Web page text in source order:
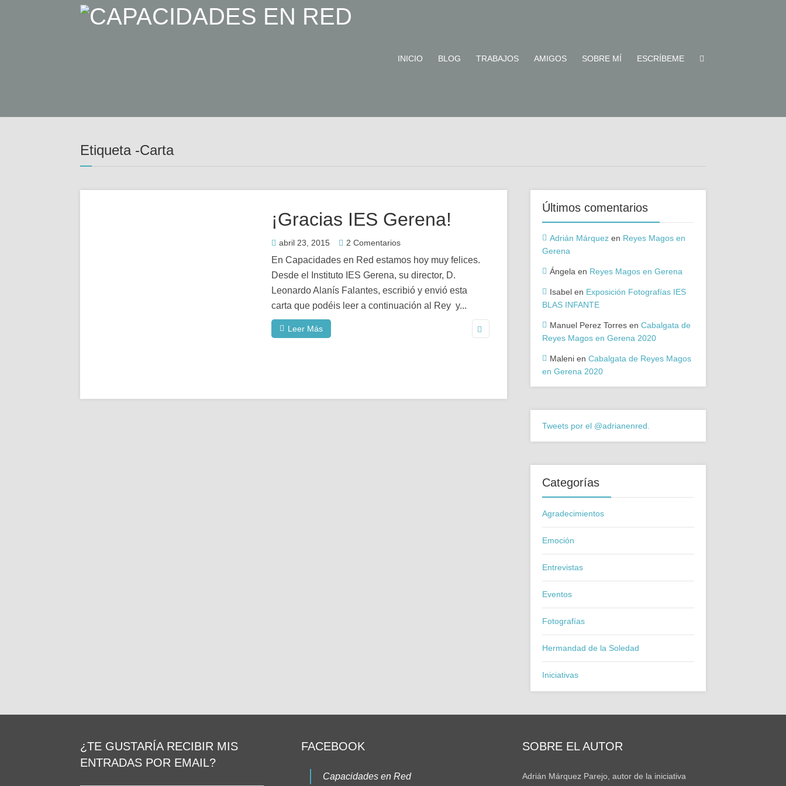
INICIO BLOG TRABAJOS AMIGOS SOBRE MÍ ESCRÍBEME
Etiqueta -Carta
¡Gracias IES Gerena!
abril 23, 2015 2 Comentarios
En Capacidades en Red estamos hoy muy felices.
Desde el Instituto IES Gerena, su director, D.
Leonardo Alanís Falantes, escribió y envió esta
carta que podéis leer a continuación al Rey y...
Leer Más
Últimos comentarios
Adrián Márquez en Reyes Magos en
Gerena
Ángela en Reyes Magos en Gerena
Isabel en Exposición Fotografías IES
BLAS INFANTE
Manuel Perez Torres en Cabalgata de
Reyes Magos en Gerena 2020
Maleni en Cabalgata de Reyes Magos
en Gerena 2020
Tweets por el @adrianenred.
Categorías
Agradecimientos
Emoción
Entrevistas
Eventos
Fotografías
Hermandad de la Soledad
Iniciativas
¿TE GUSTARÍA RECIBIR MIS
ENTRADAS POR EMAIL?
FACEBOOK
Capacidades en Red
SOBRE EL AUTOR
Adrián Márquez Parejo, autor de la iniciativa